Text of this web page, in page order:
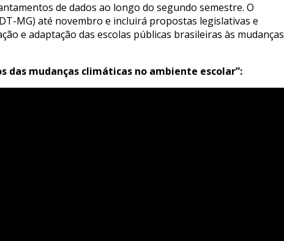
de dados ao longo do segundo semestre. O
MG) até novembro e incluirá propostas legislativas e
e adaptação das escolas públicas brasileiras às mudanças
das mudanças climáticas no ambiente escolar”: